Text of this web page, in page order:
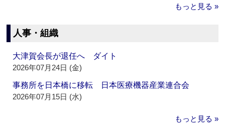
もっと見る »
人事・組織
大津賀会長が退任へ ダイト
2026年07月24日 (金)
事務所を日本橋に移転 日本医療機器産業連合会
2026年07月15日 (水)
もっと見る »